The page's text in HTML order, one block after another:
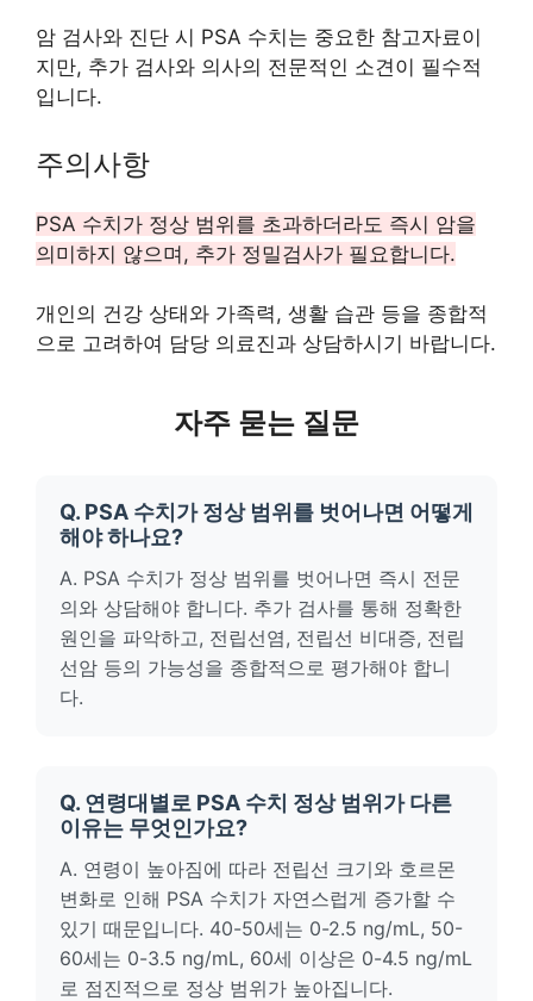
암 검사와 진단 시 PSA 수치는 중요한 참고자료이
지만, 추가 검사와 의사의 전문적인 소견이 필수적
입니다.
주의사항
PSA 수치가 정상 범위를 초과하더라도 즉시 암을
의미하지 않으며, 추가 정밀검사가 필요합니다.
개인의 건강 상태와 가족력, 생활 습관 등을 종합적
으로 고려하여 담당 의료진과 상담하시기 바랍니다.
자주 묻는 질문
Q. PSA 수치가 정상 범위를 벗어나면 어떻게
해야 하나요?
A. PSA 수치가 정상 범위를 벗어나면 즉시 전문
의와 상담해야 합니다. 추가 검사를 통해 정확한
원인을 파악하고, 전립선염, 전립선 비대증, 전립
선암 등의 가능성을 종합적으로 평가해야 합니
다.
Q. 연령대별로 PSA 수치 정상 범위가 다른
이유는 무엇인가요?
A. 연령이 높아짐에 따라 전립선 크기와 호르몬
변화로 인해 PSA 수치가 자연스럽게 증가할 수
있기 때문입니다. 40-50세는 0-2.5 ng/mL, 50-
60세는 0-3.5 ng/mL, 60세 이상은 0-4.5 ng/mL
로 점진적으로 정상 범위가 높아집니다.